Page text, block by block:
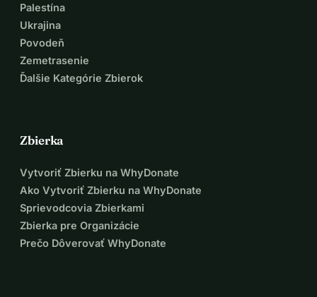
Palestína
Ukrajina
Povodeň
Zemetrasenie
Ďalšie Kategórie Zbierok
Zbierka
Vytvoriť Zbierku na WhyDonate
Ako Vytvoriť Zbierku na WhyDonate
Sprievodcovia Zbierkami
Zbierka pre Organizácie
Prečo Dôverovať WhyDonate